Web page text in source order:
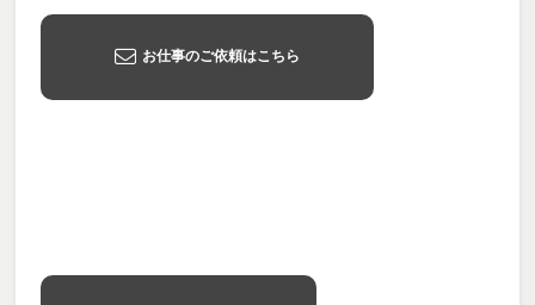
お仕事のご依頼はこちら